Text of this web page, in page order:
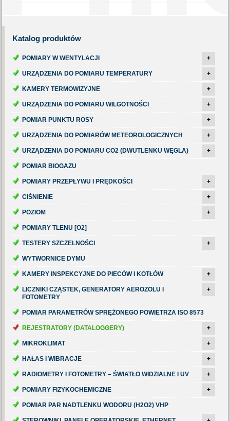
Katalog produktów
POMIARY W WENTYLACJI +
URZĄDZENIA DO POMIARU TEMPERATURY +
KAMERY TERMOWIZYJNE +
URZĄDZENIA DO POMIARU WILGOTNOŚCI +
POMIAR PUNKTU ROSY +
URZĄDZENIA DO POMIARÓW METEOROLOGICZNYCH +
URZĄDZENIA DO POMIARU CO2 (DWUTLENKU WĘGLA) +
POMIAR BIOGAZU
POMIARY PRZEPŁYWU I PRĘDKOŚCI +
CIŚNIENIE +
POZIOM +
POMIARY TLENU [O2]
TESTERY SZCZELNOŚCI +
WYTWORNICE DYMU
KAMERY INSPEKCYJNE DO PIECÓW I KOTŁÓW +
LICZNIKI CZĄSTEK, GENERATORY AEROZOLU I
FOTOMETRY
+
POMIAR PARAMETRÓW SPRĘŻONEGO POWIETRZA ISO 8573
REJESTRATORY (DATALOGGERY) +
MIKROKLIMAT +
HAŁAS I WIBRACJE +
RADIOMETRY I FOTOMETRY – ŚWIATŁO WIDZIALNE I UV +
POMIARY FIZYKOCHEMICZNE +
POMIAR PAR NADTLENKU WODORU (H2O2) VHP